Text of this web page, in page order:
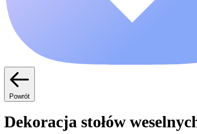
Powrót
Dekoracja stołów